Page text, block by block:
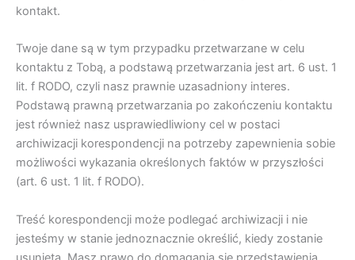
kontakt.
Twoje dane są w tym przypadku przetwarzane w celu
kontaktu z Tobą, a podstawą przetwarzania jest art. 6 ust. 1
lit. f RODO, czyli nasz prawnie uzasadniony interes.
Podstawą prawną przetwarzania po zakończeniu kontaktu
jest również nasz usprawiedliwiony cel w postaci
archiwizacji korespondencji na potrzeby zapewnienia sobie
możliwości wykazania określonych faktów w przyszłości
(art. 6 ust. 1 lit. f RODO).
Treść korespondencji może podlegać archiwizacji i nie
jesteśmy w stanie jednoznacznie określić, kiedy zostanie